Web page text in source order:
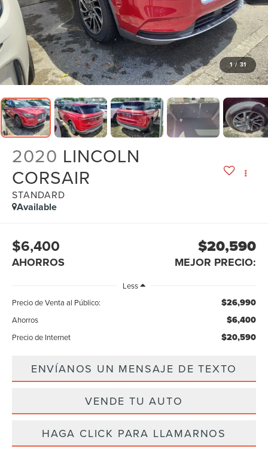
1 / 31
2020 LINCOLN
CORSAIR
STANDARD
Available
$6,400
AHORROS
$20,590
MEJOR PRECIO:
Less
Precio de Venta al Público:
$26,990
Ahorros $6,400
Precio de Internet $20,590
ENVÍANOS UN MENSAJE DE TEXTO
VENDE TU AUTO
HAGA CLICK PARA LLAMARNOS